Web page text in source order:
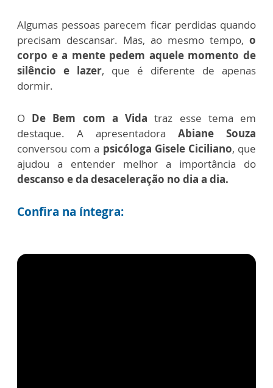
Algumas pessoas parecem ficar perdidas quando
precisam descansar. Mas, ao mesmo tempo, o
corpo e a mente pedem aquele momento de
silêncio e lazer, que é diferente de apenas
dormir.
O De Bem com a Vida traz esse tema em
destaque. A apresentadora Abiane Souza
conversou com a psicóloga Gisele Ciciliano, que
ajudou a entender melhor a importância do
descanso e da desaceleração no dia a dia.
Confira na íntegra: